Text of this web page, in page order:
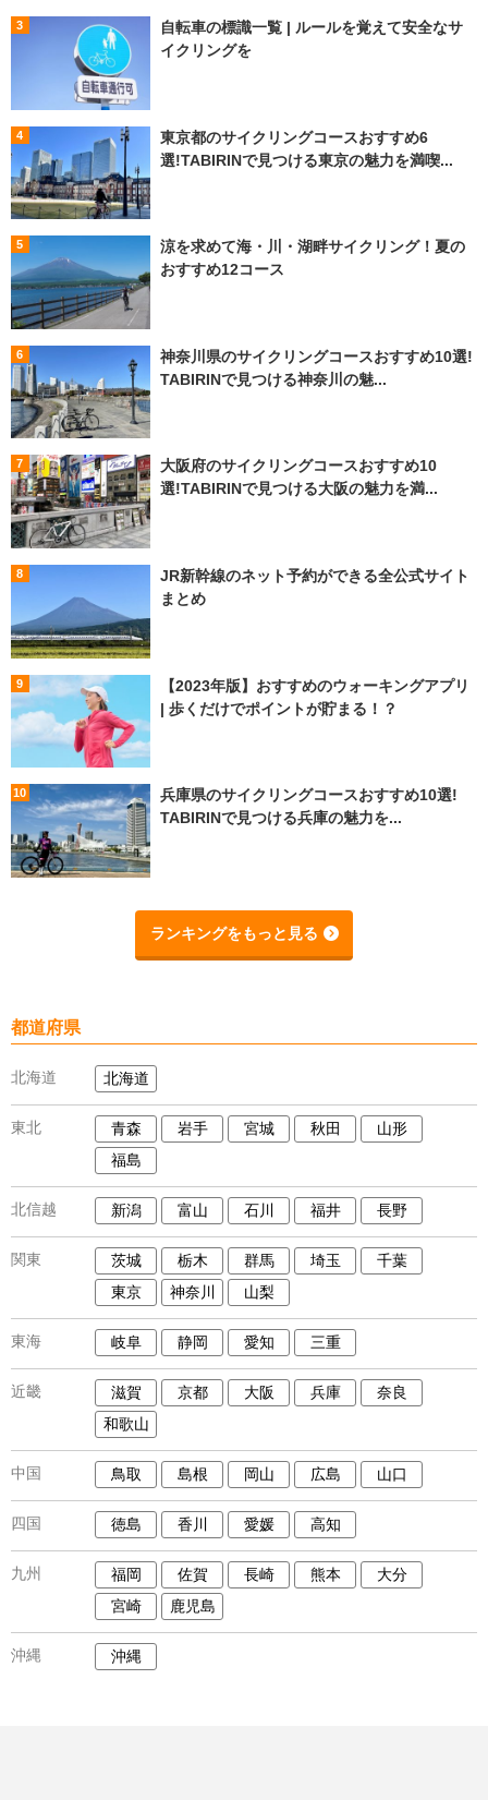
自転車の標識一覧 | ルールを覚えて安全なサ
イクリングを
東京都のサイクリングコースおすすめ6
選!TABIRINで見つける東京の魅力を満喫...
涼を求めて海・川・湖畔サイクリング！夏の
おすすめ12コース
神奈川県のサイクリングコースおすすめ10選!
TABIRINで見つける神奈川の魅...
大阪府のサイクリングコースおすすめ10
選!TABIRINで見つける大阪の魅力を満...
JR新幹線のネット予約ができる全公式サイト
まとめ
【2023年版】おすすめのウォーキングアプリ
| 歩くだけでポイントが貯まる！？
兵庫県のサイクリングコースおすすめ10選!
TABIRINで見つける兵庫の魅力を...
ランキングをもっと見る
都道府県
北海道 北海道
東北 青森 岩手 宮城 秋田
山形
福島
北信越 新潟 富山 石川 福井 長野
関東 茨城 栃木 群馬 埼玉
千葉
東京
神奈川 山梨
東海 岐阜 静岡 愛知 三重
近畿 滋賀 京都 大阪 兵庫
奈良
和歌山
中国 鳥取 島根 岡山 広島 山口
四国 徳島 香川 愛媛 高知
九州 福岡 佐賀 長崎 熊本
大分
宮崎
鹿児島
沖縄 沖縄